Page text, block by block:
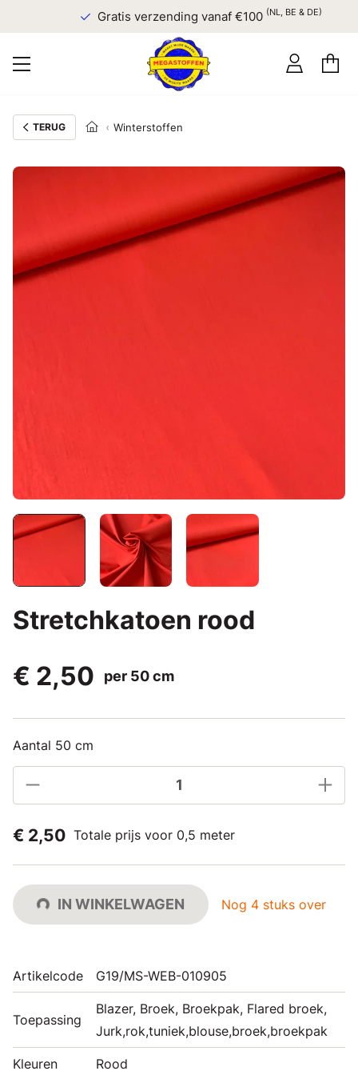
Gratis verzending vanaf €100(NL, BE & DE)
TERUG Winterstoffen
Stretchkatoen rood
€ 2,50
per 50 cm
Aantal 50 cm
€ 2,50 Totale prijs voor 0,5 meter
IN WINKELWAGEN Nog 4 stuks over
Artikelcode G19/MS-WEB-010905
Toepassing
Blazer, Broek, Broekpak, Flared broek,
Jurk,rok,tuniek,blouse,broek,broekpak
Kleuren Rood